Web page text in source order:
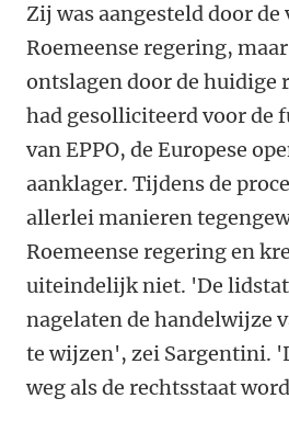
Zij was aangesteld door de
Roemeense regering,
ontslagen door de huidige
had gesolliciteerd voor de
van EPPO, de Europese
aanklager. Tijdens de
allerlei manieren
Roemeense regering en
uiteindelijk niet. 'De
nagelaten de handelwijze
te wijzen', zei Sargentini.
weg als de rechtsstaat